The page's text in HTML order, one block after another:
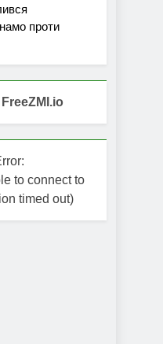
проти
to connect to
timed out)